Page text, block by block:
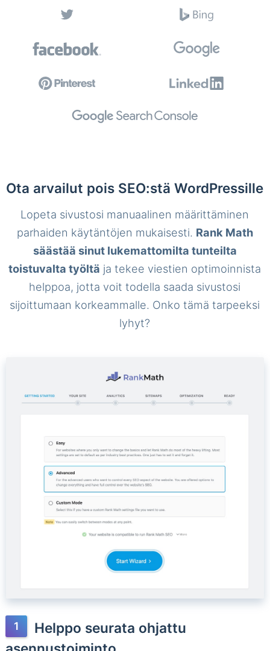
Ota arvailut pois SEO:stä WordPressille
Lopeta sivustosi manuaalinen määrittäminen
parhaiden käytäntöjen mukaisesti. Rank Math
säästää sinut lukemattomilta tunteilta
toistuvalta työltä ja tekee viestien optimoinnista
helppoa, jotta voit todella saada sivustosi
sijoittumaan korkeammalle. Onko tämä tarpeeksi
lyhyt?
Helppo seurata ohjattu